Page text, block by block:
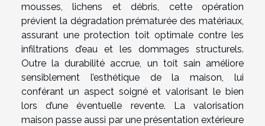
mousses, lichens et débris, cette opération
prévient la dégradation prématurée des matériaux,
assurant une protection toit optimale contre les
infiltrations d’eau et les dommages structurels.
Outre la durabilité accrue, un toit sain améliore
sensiblement l’esthétique de la maison, lui
conférant un aspect soigné et valorisant le bien
lors d’une éventuelle revente. La valorisation
maison passe aussi par une présentation extérieure